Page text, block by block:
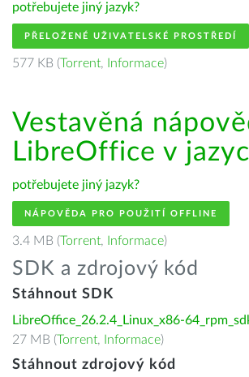
potřebujete jiný jazyk?
PŘELOŽENÉ UŽIVATELSKÉ PROSTŘEDÍ
577 KB (Torrent, Informace)
Vestavěná
LibreOffice v
potřebujete jiný jazyk?
NÁPOVĚDA PRO POUŽITÍ OFFLINE
3.4 MB (Torrent, Informace)
SDK a zdrojový kód
Stáhnout SDK
LibreOffice_26.2.4_Linux_x86-
27 MB (Torrent, Informace)
Stáhnout zdrojový kód